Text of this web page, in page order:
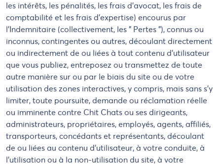
les intérêts, les pénalités, les frais d'avocat, les frais de
comptabilité et les frais d'expertise) encourus par
l'Indemnitaire (collectivement, les " Pertes "), connus ou
inconnus, contingentes ou autres, découlant directement
ou indirectement de ou liées à tout contenu d'utilisateur
que vous publiez, entreposez ou transmettez de toute
autre manière sur ou par le biais du site ou de votre
utilisation des zones interactives, y compris, mais sans s'y
limiter, toute poursuite, demande ou réclamation réelle
ou imminente contre Chit Chats ou ses dirigeants,
administrateurs, propriétaires, employés, agents, affiliés,
transporteurs, concédants et représentants, découlant
de ou liées au contenu d'utilisateur, à votre conduite, à
l'utilisation ou à la non-utilisation du site, à votre